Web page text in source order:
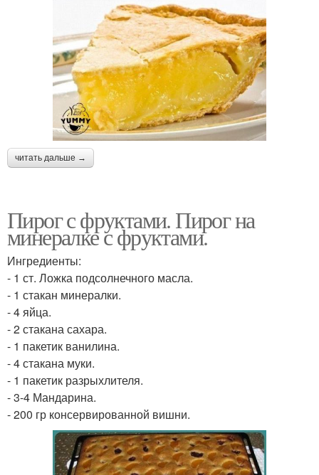
читать дальше →
Пирог с фруктами. Пирог на
минералке с фруктами.
Ингредиенты:
- 1 ст. Ложка подсолнечного масла.
- 1 стакан минералки.
- 4 яйца.
- 2 стакана сахара.
- 1 пакетик ванилина.
- 4 стакана муки.
- 1 пакетик разрыхлителя.
- 3-4 Мандарина.
- 200 гр консервированной вишни.